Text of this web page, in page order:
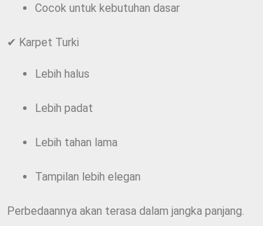
Cocok untuk kebutuhan dasar
✔ Karpet Turki
Lebih halus
Lebih padat
Lebih tahan lama
Tampilan lebih elegan
Perbedaannya akan terasa dalam jangka panjang.